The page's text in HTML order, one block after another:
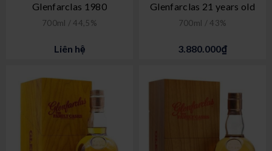
Glenfarclas 1980
700ml / 44,5%
Liên hệ
Glenfarclas 21 years old
700ml / 43%
3.880.000₫